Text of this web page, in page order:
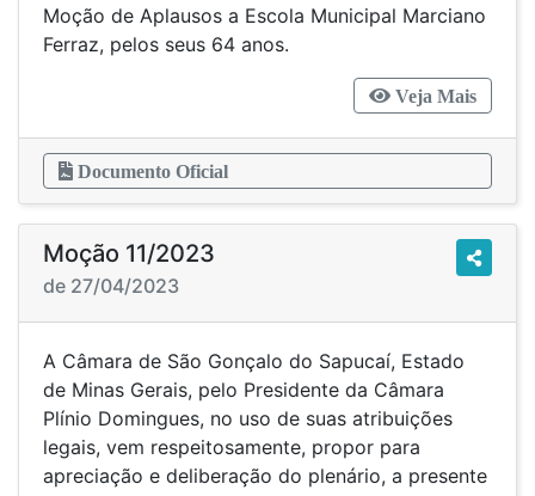
Moção de Aplausos a Escola Municipal Marciano
Ferraz, pelos seus 64 anos.
Veja Mais
Documento Oficial
Moção 11/2023
de 27/04/2023
A Câmara de São Gonçalo do Sapucaí, Estado
de Minas Gerais, pelo Presidente da Câmara
Plínio Domingues, no uso de suas atribuições
legais, vem respeitosamente, propor para
apreciação e deliberação do plenário, a presente